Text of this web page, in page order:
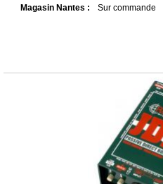
Magasin Nantes :
Sur commande